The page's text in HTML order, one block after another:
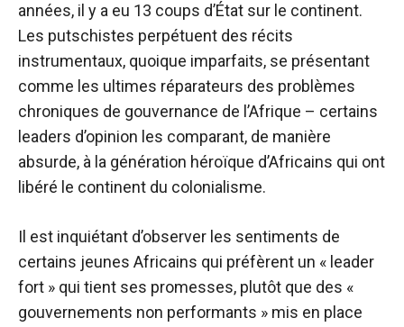
années, il y a eu 13 coups d’État sur le continent.
Les putschistes perpétuent des récits
instrumentaux, quoique imparfaits, se présentant
comme les ultimes réparateurs des problèmes
chroniques de gouvernance de l’Afrique – certains
leaders d’opinion les comparant, de manière
absurde, à la génération héroïque d’Africains qui ont
libéré le continent du colonialisme.
Il est inquiétant d’observer les sentiments de
certains jeunes Africains qui préfèrent un « leader
fort » qui tient ses promesses, plutôt que des «
gouvernements non performants » mis en place